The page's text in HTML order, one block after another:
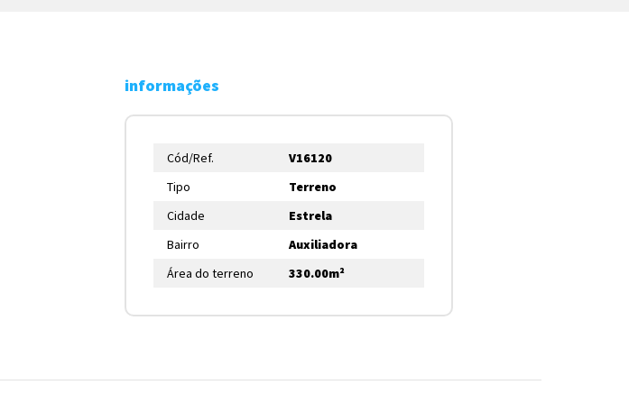
informações
Cód/Ref.
V16120
Tipo
Terreno
Cidade
Estrela
Bairro
Auxiliadora
Área do terreno
330.00m²